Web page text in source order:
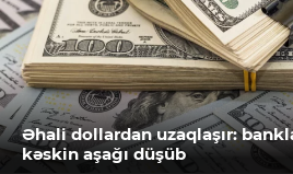
Əhali dollardan uzaqlaşır:
kəskin aşağı düşüb